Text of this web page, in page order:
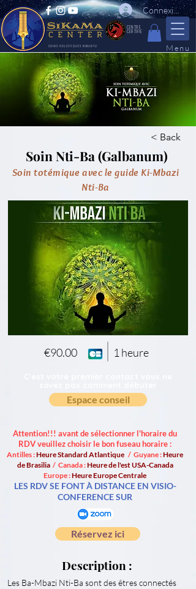
Connexion
Menu
CENTRE
CERTIFIE
SOINS HOLISTIQUES KIMUNTU
Soin Nti-Ba (Galbanum)
< Back
Soin totémique avec le guide Ki-Mbazi
Nti-Ba
€90.00 1 heure
Espace conseil
Attention!!! avant de sélectionner l'horaire du
RDV veuillez choisir le bon fuseau horaire :
Antilles :Heure Standard Atlantique / Guyane :Heure
de Brasilia / Canada :Heure de l'est USA-Canada
Europe :Heure Europe Centrale
LES RDV SE FONT À DISTANCE EN VISIO-
CONFERENCE SUR
Réservez ici
Description :
Les Ba-Mbazi Nti-Ba sont des êtres connectés